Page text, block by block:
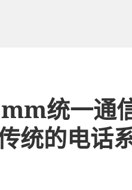
统一通
统的电话